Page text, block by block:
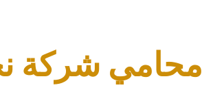
محامي شركة